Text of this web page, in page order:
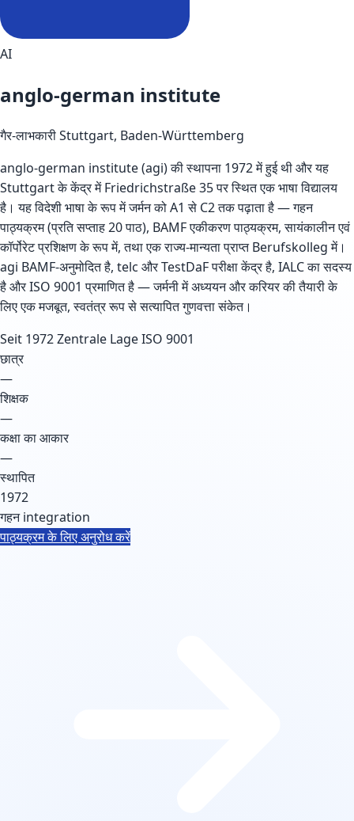
AI
anglo-german institute
गैर-लाभकारीStuttgart, Baden-Württemberg
anglo-german institute (agi) की स्थापना 1972 में हुई थी और यह
Stuttgart के केंद्र में Friedrichstraße 35 पर स्थित एक भाषा विद्यालय
है। यह विदेशी भाषा के रूप में जर्मन को A1 से C2 तक पढ़ाता है — गहन
पाठ्यक्रम (प्रति सप्ताह 20 पाठ), BAMF एकीकरण पाठ्यक्रम, सायंकालीन एवं
कॉर्पोरेट प्रशिक्षण के रूप में, तथा एक राज्य-मान्यता प्राप्त Berufskolleg में।
agi BAMF-अनुमोदित है, telc और TestDaF परीक्षा केंद्र है, IALC का सदस्य
है और ISO 9001 प्रमाणित है — जर्मनी में अध्ययन और करियर की तैयारी के
लिए एक मजबूत, स्वतंत्र रूप से सत्यापित गुणवत्ता संकेत।
Seit 1972Zentrale LageISO 9001
छात्र
—
शिक्षक
—
कक्षा का आकार
—
स्थापित
1972
गहनintegration
पाठ्यक्रम के लिए अनुरोध करें